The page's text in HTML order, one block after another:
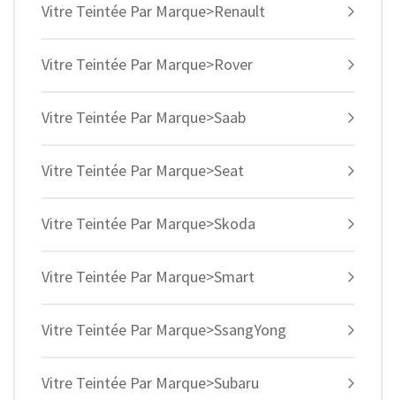
Vitre Teintée Par Marque>Renault
Vitre Teintée Par Marque>Rover
Vitre Teintée Par Marque>Saab
Vitre Teintée Par Marque>Seat
Vitre Teintée Par Marque>Skoda
Vitre Teintée Par Marque>Smart
Vitre Teintée Par Marque>SsangYong
Vitre Teintée Par Marque>Subaru